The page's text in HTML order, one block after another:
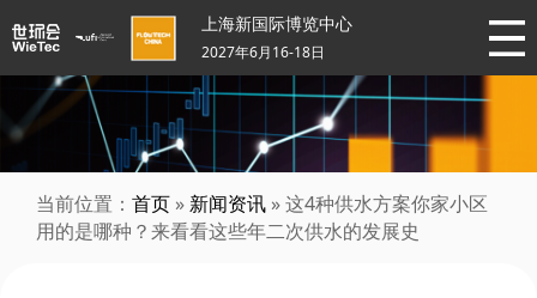
上海新国际博览中心
2027年6月16-18日
当前位置： 首页 » 新闻资讯 » 这4种供水方案你家小区
用的是哪种？来看看这些年二次供水的发展史